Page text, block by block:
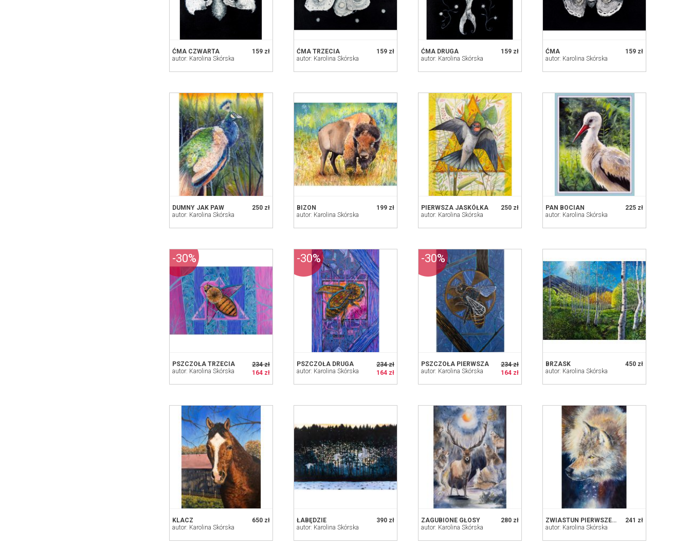
159 zł
ĆMA CZWARTA
autor: Karolina Skórska
159 zł
ĆMA TRZECIA
autor: Karolina Skórska
159 zł
ĆMA DRUGA
autor: Karolina Skórska
159 zł
ĆMA
autor: Karolina Skórska
250 zł
DUMNY JAK PAW
autor: Karolina Skórska
199 zł
BIZON
autor: Karolina Skórska
250 zł
PIERWSZA JASKÓŁKA
autor: Karolina Skórska
225 zł
PAN BOCIAN
autor: Karolina Skórska
234 zł
164 zł
PSZCZOŁA TRZECIA
autor: Karolina Skórska
-30%
234 zł
164 zł
PSZCZOŁA DRUGA
autor: Karolina Skórska
-30%
234 zł
164 zł
PSZCZOŁA PIERWSZA
autor: Karolina Skórska
-30%
450 zł
BRZASK
autor: Karolina Skórska
650 zł
KLACZ
autor: Karolina Skórska
390 zł
ŁABĘDZIE
autor: Karolina Skórska
280 zł
ZAGUBIONE GŁOSY
autor: Karolina Skórska
241 zł
ZWIASTUN PIERWSZEGO ŚNIEGU
autor: Karolina Skórska